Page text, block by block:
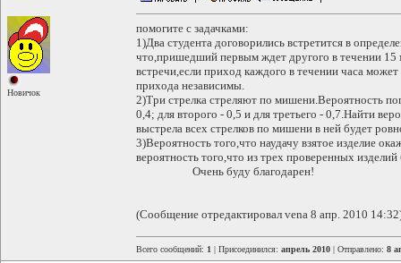
Новичок
помогите с задачками:
1)Два студента договорились встретится в
что,пришедший первым ждет другого в течении 15
встречи,если приход каждого в течении часа
прихода независимы.
2)Три стрелка стреляют по мишени.Вероятность
0,4; для второго - 0,5 и для третьего - 0,7.Найти
выстрела всех стрелков по мишени в ней будет
3)Вероятность того,что наудачу взятое изделие
вероятность того,что из трех проверенных
Очень буду благодарен!
(Сообщение отредактировал vena 8 апр. 2010
Всего сообщений: 1 | Присоединился: апрель 2010 | Отправлено: 8